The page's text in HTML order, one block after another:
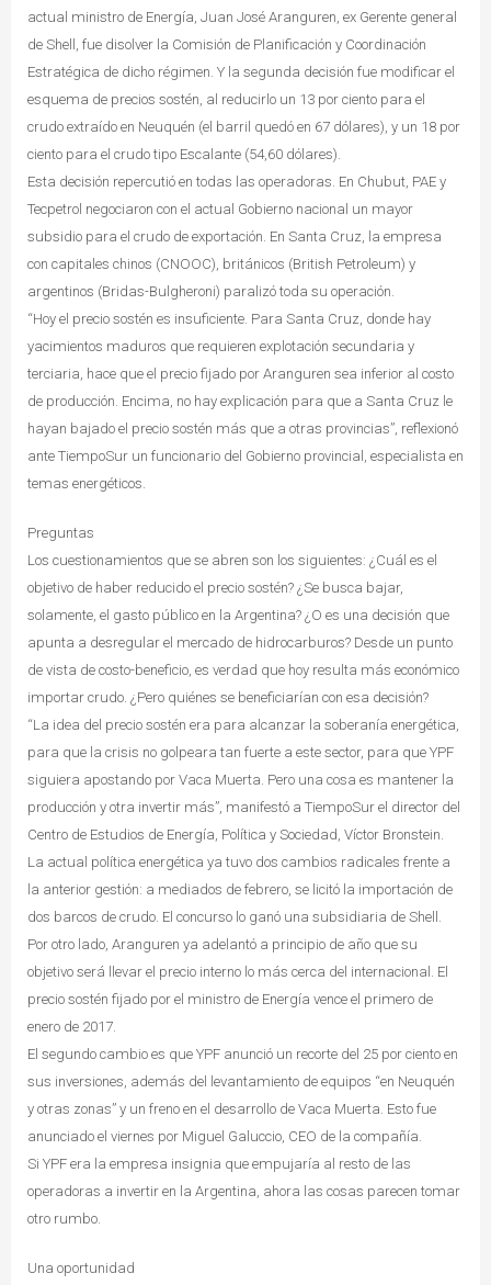
actual ministro de Energía, Juan José Aranguren, ex Gerente general
de Shell, fue disolver la Comisión de Planificación y Coordinación
Estratégica de dicho régimen. Y la segunda decisión fue modificar el
esquema de precios sostén, al reducirlo un 13 por ciento para el
crudo extraído en Neuquén (el barril quedó en 67 dólares), y un 18 por
ciento para el crudo tipo Escalante (54,60 dólares).
Esta decisión repercutió en todas las operadoras. En Chubut, PAE y
Tecpetrol negociaron con el actual Gobierno nacional un mayor
subsidio para el crudo de exportación. En Santa Cruz, la empresa
con capitales chinos (CNOOC), británicos (British Petroleum) y
argentinos (Bridas-Bulgheroni) paralizó toda su operación.
“Hoy el precio sostén es insuficiente. Para Santa Cruz, donde hay
yacimientos maduros que requieren explotación secundaria y
terciaria, hace que el precio fijado por Aranguren sea inferior al costo
de producción. Encima, no hay explicación para que a Santa Cruz le
hayan bajado el precio sostén más que a otras provincias”, reflexionó
ante TiempoSur un funcionario del Gobierno provincial, especialista en
temas energéticos.
Preguntas
Los cuestionamientos que se abren son los siguientes: ¿Cuál es el
objetivo de haber reducido el precio sostén? ¿Se busca bajar,
solamente, el gasto público en la Argentina? ¿O es una decisión que
apunta a desregular el mercado de hidrocarburos? Desde un punto
de vista de costo-beneficio, es verdad que hoy resulta más económico
importar crudo. ¿Pero quiénes se beneficiarían con esa decisión?
“La idea del precio sostén era para alcanzar la soberanía energética,
para que la crisis no golpeara tan fuerte a este sector, para que YPF
siguiera apostando por Vaca Muerta. Pero una cosa es mantener la
producción y otra invertir más”, manifestó a TiempoSur el director del
Centro de Estudios de Energía, Política y Sociedad, Víctor Bronstein.
La actual política energética ya tuvo dos cambios radicales frente a
la anterior gestión: a mediados de febrero, se licitó la importación de
dos barcos de crudo. El concurso lo ganó una subsidiaria de Shell.
Por otro lado, Aranguren ya adelantó a principio de año que su
objetivo será llevar el precio interno lo más cerca del internacional. El
precio sostén fijado por el ministro de Energía vence el primero de
enero de 2017.
El segundo cambio es que YPF anunció un recorte del 25 por ciento en
sus inversiones, además del levantamiento de equipos “en Neuquén
y otras zonas” y un freno en el desarrollo de Vaca Muerta. Esto fue
anunciado el viernes por Miguel Galuccio, CEO de la compañía.
Si YPF era la empresa insignia que empujaría al resto de las
operadoras a invertir en la Argentina, ahora las cosas parecen tomar
otro rumbo.
Una oportunidad